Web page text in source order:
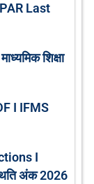
Last
शिक्षा
I IFMS
I
अंक 2026